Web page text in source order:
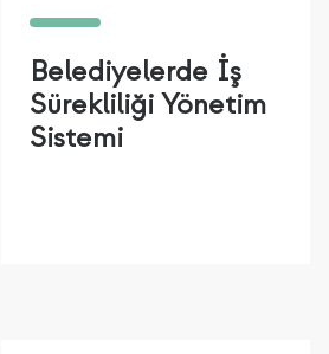
Belediyelerde İş
Sürekliliği Yönetim
Sistemi